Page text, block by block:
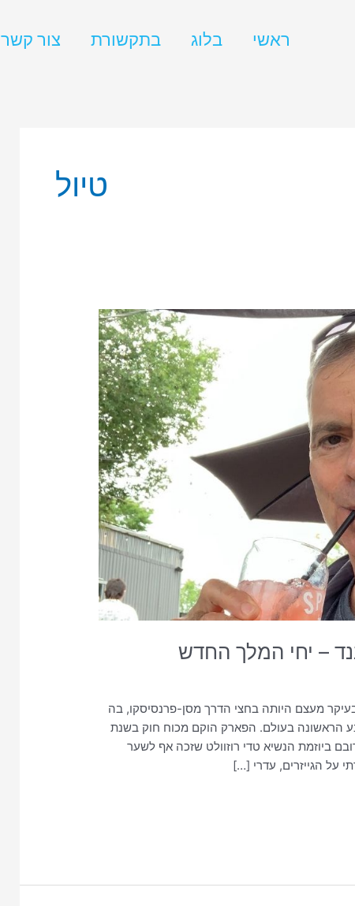
ראשי בלוג בתקשורת צור קשר
טיול
– יחי המלך החדש
מעצם היותה בחצי הדרך מסן-פרנסיסקו, בה
הראשונה בעולם. הפארק הוקם מכוח חוק בשנת
ביוזמת הנשיא טדי רוזוולט שזכה אף לשער
על הגייזרים, עדרי […]